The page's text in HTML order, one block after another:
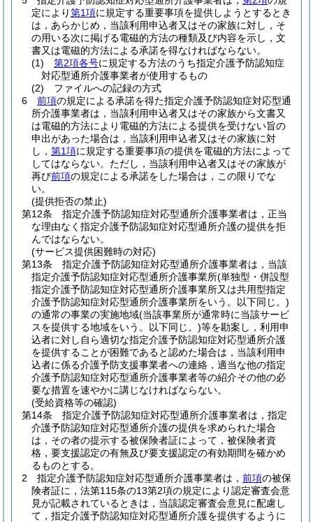
定により第1項に規定する重要事項を提供しようとするとき
は，あらかじめ，当該利用申込者又はその家族に対し，そ
の用いる次に掲げる電磁的方法の種類及び内容を示し，文
書又は電磁的方法による承諾を得なければならない。
(1)
第2項各号に規定する方法のうち指定介護予防認知症
対応型通所介護事業者が使用するもの
(2)
ファイルへの記録の方式
6
前項の規定による承諾を得た指定介護予防認知症対応型通
所介護事業者は，当該利用申込者又はその家族から文書又
は電磁的方法により電磁的方法による提供を受けない旨の
申出があった場合は，当該利用申込者又はその家族に対
し， 第1項に規定する重要事項の提供を電磁的方法によって
してはならない。 ただし，当該利用申込者又はその家族が
再び前項の規定による承諾をした場合は，この限りでな
い。
(提供拒否の禁止)
第12条
指定介護予防認知症対応型通所介護事業者は，正当
な理由なく指定介護予防認知症対応型通所介護の提供を拒
んではならない。
(サービス提供困難時の対応)
第13条
指定介護予防認知症対応型通所介護事業者は，当該
指定介護予防認知症対応型通所介護事業所(単独型・併設型
指定介護予防認知症対応型通所介護事業所又は共用型指定
介護予防認知症対応型通所介護事業所をいう。以下同じ。)
の通常の事業の実施地域(当該事業所が通常時に当該サービ
スを提供する地域をいう。以下同じ。)等を勘案し，利用申
込者に対し自ら適切な指定介護予防認知症対応型通所介護
を提供することが困難であると認めた場合は，当該利用申
込者に係る介護予防支援事業者への連絡，適当な他の指定
介護予防認知症対応型通所介護事業者等の紹介その他の必
要な措置を速やかに講じなければならない。
(受給資格等の確認)
第14条
指定介護予防認知症対応型通所介護事業者は，指定
介護予防認知症対応型通所介護の提供を求められた場合
は，その者の提示する被保険者証によって，被保険者資
格，要支援認定の有無及び要支援認定の有効期間を確かめ
るものとする。
2
指定介護予防認知症対応型通所介護事業者は， 前項の被保
険者証に，法第115条の13第2項の規定により認定審査会意
見が記載されているときは，当該認定審査会意見に配慮し
て，指定介護予防認知症対応型通所介護を提供するように